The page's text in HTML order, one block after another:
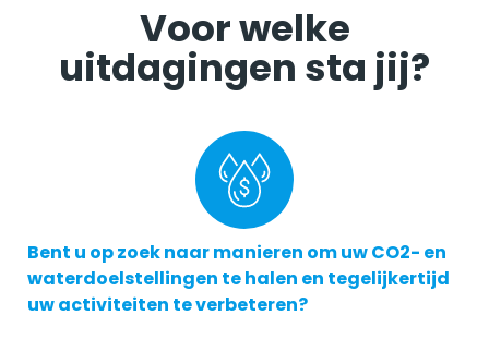
Voor welke
uitdagingen sta jij?
Bent u op zoek naar manieren om uw CO2- en
waterdoelstellingen te halen en tegelijkertijd
uw activiteiten te verbeteren?